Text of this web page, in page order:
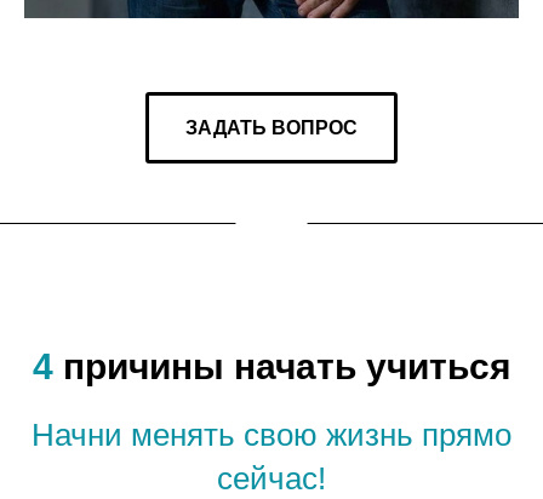
ЗАДАТЬ ВОПРОС
4 причины начать учиться
Начни менять свою жизнь прямо
сейчас!